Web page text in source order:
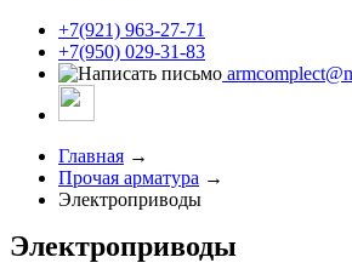
+7(921) 963-27-71
+7(950) 029-31-83
Главная →
Прочая арматура →
Электроприводы
Электроприводы